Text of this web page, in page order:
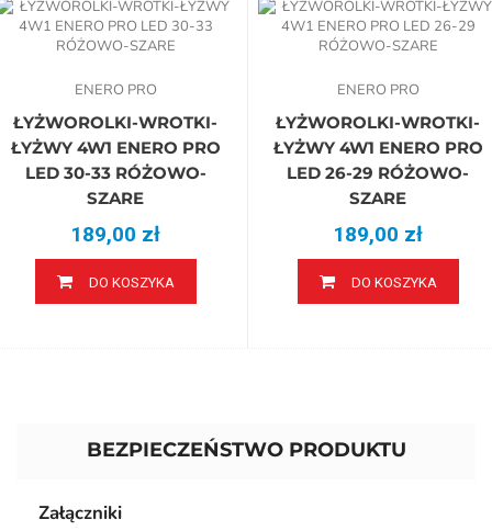
ENERO PRO
ŁYŻWOROLKI-WROTKI-
ŁYŻWY 4W1 ENERO PRO
LED 30-33 RÓŻOWO-
SZARE
189,00 zł
DO KOSZYKA
ENERO PRO
ŁYŻWOROLKI-WROTKI-
ŁYŻWY 4W1 ENERO PRO
LED 26-29 RÓŻOWO-
SZARE
189,00 zł
DO KOSZYKA
BEZPIECZEŃSTWO PRODUKTU
Załączniki